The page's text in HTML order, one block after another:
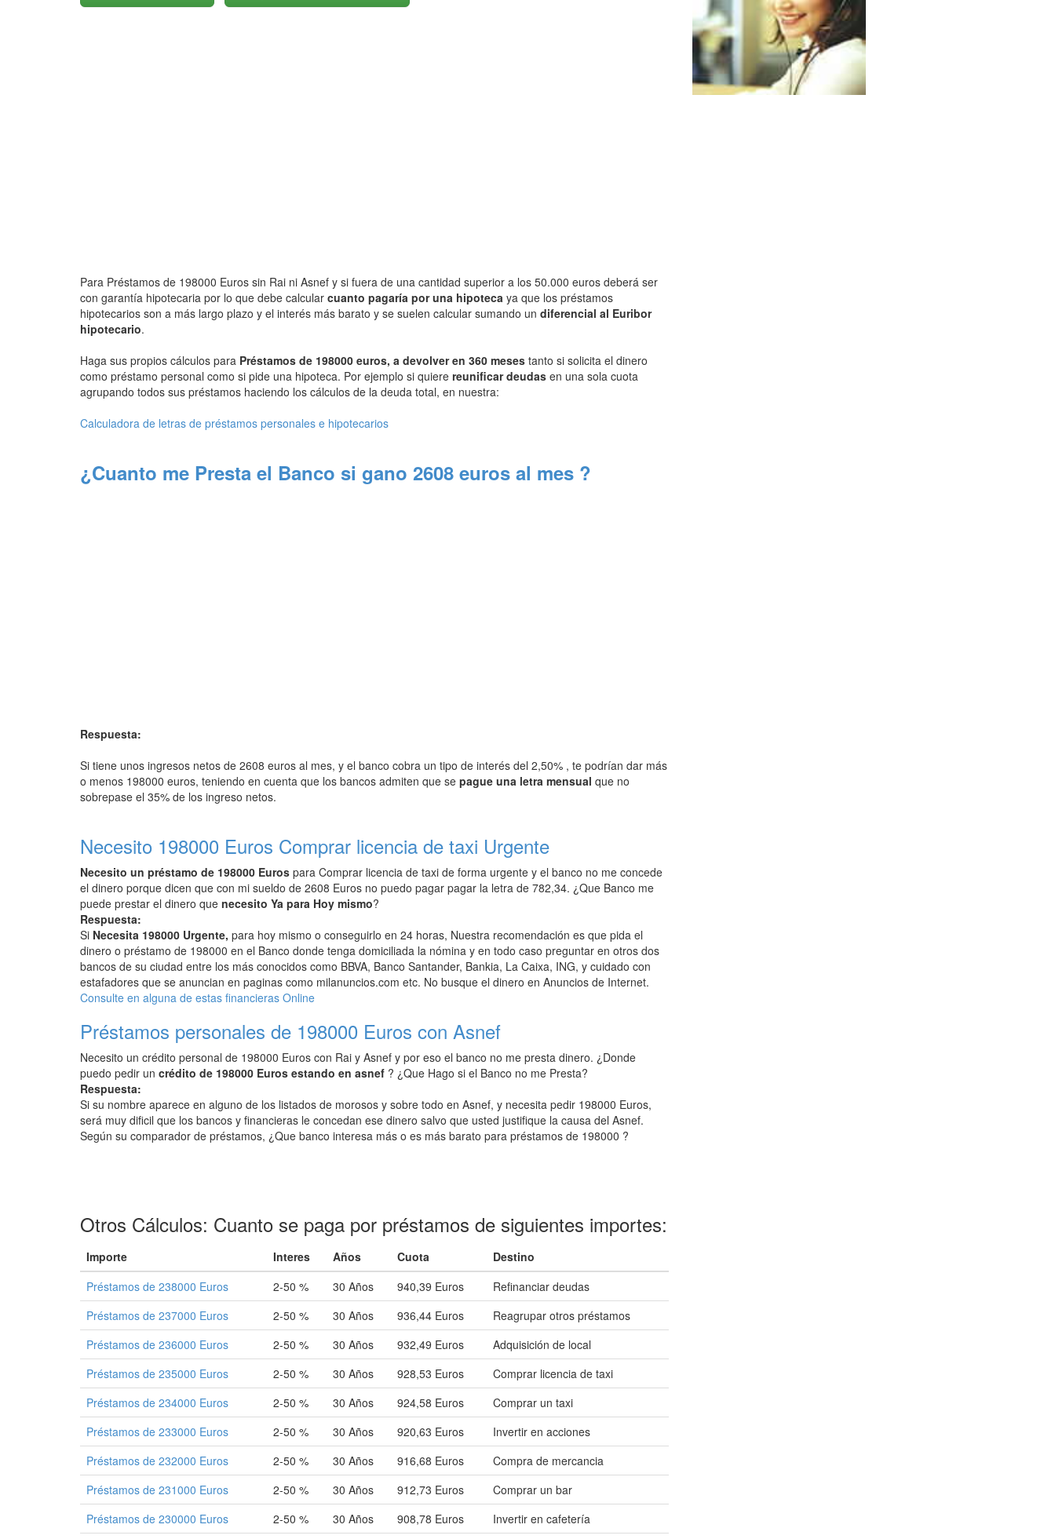
Para Préstamos de 198000 Euros sin Rai ni Asnef y si fuera de una cantidad superior a los 50.000 euros deberá ser
con garantía hipotecaria por lo que debe calcular cuanto pagaría por una hipoteca ya que los préstamos
hipotecarios son a más largo plazo y el interés más barato y se suelen calcular sumando un diferencial al Euribor
hipotecario.
Haga sus propios cálculos para Préstamos de 198000 euros, a devolver en 360 meses tanto si solicita el dinero
como préstamo personal como si pide una hipoteca. Por ejemplo si quiere reunificar deudas en una sola cuota
agrupando todos sus préstamos haciendo los cálculos de la deuda total, en nuestra:
Calculadora de letras de préstamos personales e hipotecarios
¿Cuanto me Presta el Banco si gano 2608 euros al mes ?
Respuesta:
Si tiene unos ingresos netos de 2608 euros al mes, y el banco cobra un tipo de interés del 2,50% , te podrían dar más
o menos 198000 euros, teniendo en cuenta que los bancos admiten que se pague una letra mensual que no
sobrepase el 35% de los ingreso netos.
Necesito 198000 Euros Comprar licencia de taxi Urgente
Necesito un préstamo de 198000 Euros para Comprar licencia de taxi de forma urgente y el banco no me concede
el dinero porque dicen que con mi sueldo de 2608 Euros no puedo pagar pagar la letra de 782,34. ¿Que Banco me
puede prestar el dinero que necesito Ya para Hoy mismo?
Respuesta:
Si Necesita 198000 Urgente, para hoy mismo o conseguirlo en 24 horas, Nuestra recomendación es que pida el
dinero o préstamo de 198000 en el Banco donde tenga domiciliada la nómina y en todo caso preguntar en otros dos
bancos de su ciudad entre los más conocidos como BBVA, Banco Santander, Bankia, La Caixa, ING, y cuidado con
estafadores que se anuncian en paginas como milanuncios.com etc. No busque el dinero en Anuncios de Internet.
Consulte en alguna de estas financieras Online
Préstamos personales de 198000 Euros con Asnef
Necesito un crédito personal de 198000 Euros con Rai y Asnef y por eso el banco no me presta dinero. ¿Donde
puedo pedir un crédito de 198000 Euros estando en asnef ? ¿Que Hago si el Banco no me Presta?
Respuesta:
Si su nombre aparece en alguno de los listados de morosos y sobre todo en Asnef, y necesita pedir 198000 Euros,
será muy dificil que los bancos y financieras le concedan ese dinero salvo que usted justifique la causa del Asnef.
Según su comparador de préstamos, ¿Que banco interesa más o es más barato para préstamos de 198000 ?
Otros Cálculos: Cuanto se paga por préstamos de siguientes importes:
Importe Interes Años Cuota
Destino
Préstamos de 238000 Euros
2-50 % 30 Años 940,39 Euros
Refinanciar deudas
Préstamos de 237000 Euros
2-50 % 30 Años 936,44 Euros
Reagrupar otros préstamos
Préstamos de 236000 Euros
2-50 % 30 Años 932,49 Euros
Adquisición de local
Préstamos de 235000 Euros
2-50 % 30 Años 928,53 Euros
Comprar licencia de taxi
Préstamos de 234000 Euros
2-50 % 30 Años 924,58 Euros
Comprar un taxi
Préstamos de 233000 Euros
2-50 % 30 Años 920,63 Euros
Invertir en acciones
Préstamos de 232000 Euros
2-50 % 30 Años 916,68 Euros
Compra de mercancia
Préstamos de 231000 Euros
2-50 % 30 Años 912,73 Euros
Comprar un bar
Préstamos de 230000 Euros
2-50 % 30 Años 908,78 Euros Invertir en cafetería